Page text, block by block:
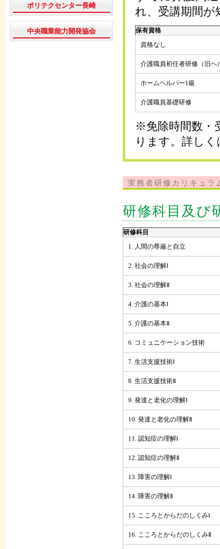
れ、受講期間が
保有資格
資格なし
介護職員初任者研修（旧ヘ
ホームヘルパー1級
介護職員基礎研修
※免除時間数・
ります。詳し
実務者研修カリキュラ
研修科目及び
研修科目
1. 人間の尊厳と自立
2. 社会の理解Ⅰ
3. 社会の理解Ⅱ
4. 介護の基本Ⅰ
5. 介護の基本Ⅱ
6. コミュニケーション技術
7. 生活支援技術Ⅰ
8. 生活支援技術Ⅱ
9. 発達と老化の理解Ⅰ
10. 発達と老化の理解Ⅱ
11. 認知症の理解Ⅰ
12. 認知症の理解Ⅱ
13. 障害の理解Ⅰ
14. 障害の理解Ⅱ
15. こころとからだのしくみⅠ
16. こころとからだのしくみⅡ
ポリテクセンター長崎
中央職業能力開発協会